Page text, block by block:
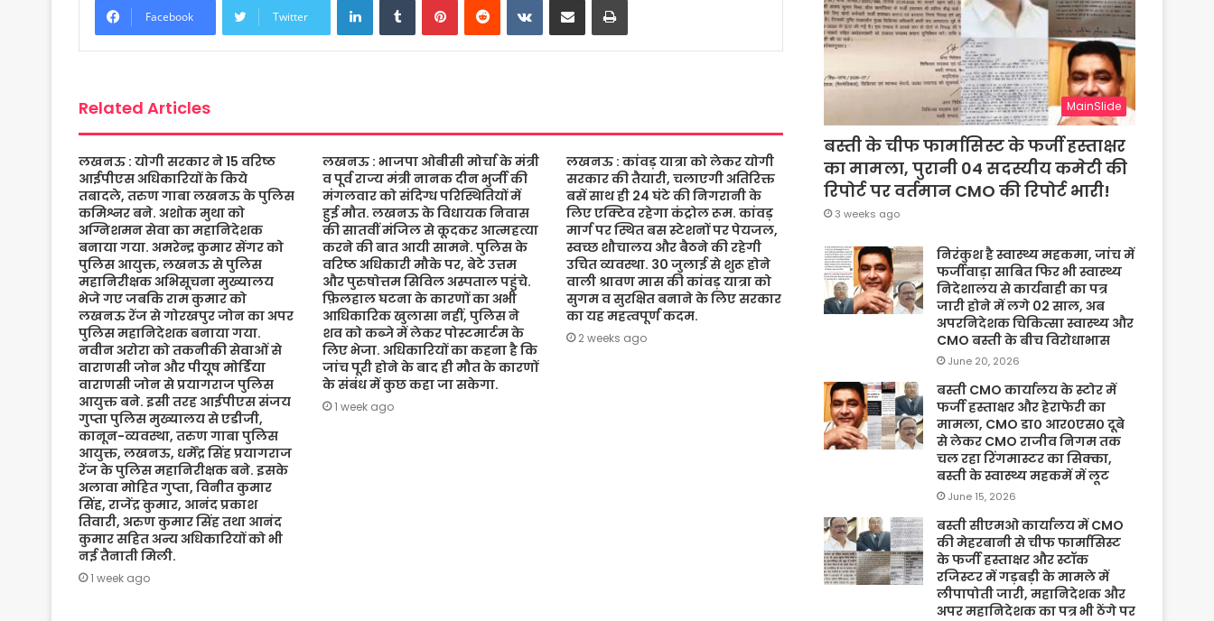
b
o
e
s
A
g
Facebook Twitter
Related Articles
लखनऊ : योगी सरकार ने 15 वरिष्ठ
आईपीएस अधिकारियों के किये
तबादले, तरुण गाबा लखनऊ के पुलिस
कमिश्नर बने. अशोक मुथा को
अग्निशमन सेवा का महानिदेशक
बनाया गया. अमरेन्द्र कुमार सेंगर को
पुलिस आयुक्त, लखनऊ से पुलिस
महानिरीक्षक अभिसूचना मुख्यालय
भेजे गए जबकि राम कुमार को
लखनऊ रेंज से गोरखपुर जोन का अपर
पुलिस महानिदेशक बनाया गया.
नवीन अरोरा को तकनीकी सेवाओं से
वाराणसी जोन और पीयूष मोर्डिया
वाराणसी जोन से प्रयागराज पुलिस
आयुक्त बने. इसी तरह आईपीएस संजय
गुप्ता पुलिस मुख्यालय से एडीजी,
कानून-व्यवस्था, तरुण गाबा पुलिस
आयुक्त, लखनऊ, धर्मेंद्र सिंह प्रयागराज
रेंज के पुलिस महानिरीक्षक बने. इसके
अलावा मोहित गुप्ता, विनीत कुमार
सिंह, राजेंद्र कुमार, आनंद प्रकाश
तिवारी, अरुण कुमार सिंह तथा आनंद
कुमार सहित अन्य अधिकारियों को भी
नई तैनाती मिली.
1 week ago
लखनऊ : भाजपा ओबीसी मोर्चा के मंत्री
व पूर्व राज्य मंत्री नानक दीन भुर्जी की
मंगलवार को संदिग्ध परिस्थितियों में
हुई मौत. लखनऊ के विधायक निवास
की सातवीं मंजिल से कूदकर आत्महत्या
करने की बात आयी सामने. पुलिस के
वरिष्ठ अधिकारी मौके पर, बेटे उत्तम
और पुरुषोत्तम सिविल अस्पताल पहुंचे.
फ़िलहाल घटना के कारणों का अभी
आधिकारिक खुलासा नहीं, पुलिस ने
शव को कब्जे में लेकर पोस्टमार्टम के
लिए भेजा. अधिकारियों का कहना है कि
जांच पूरी होने के बाद ही मौत के कारणों
के संबंध में कुछ कहा जा सकेगा.
1 week ago
लखनऊ : कांवड़ यात्रा को लेकर योगी
सरकार की तैयारी, चलाएगी अतिरिक्त
बसें साथ ही 24 घंटे की निगरानी के
लिए एक्टिव रहेगा कंट्रोल रूम. कांवड़
मार्ग पर स्थित बस स्टेशनों पर पेयजल,
स्वच्छ शौचालय और बैठने की रहेगी
उचित व्यवस्था. 30 जुलाई से शुरू होने
वाली श्रावण मास की कांवड़ यात्रा को
सुगम व सुरक्षित बनाने के लिए सरकार
का यह महत्वपूर्ण कदम.
2 weeks ago
MainSlide
बस्ती के चीफ फार्मासिस्ट के फर्जी हस्ताक्षर
का मामला, पुरानी 04 सदस्यीय कमेटी की
रिपोर्ट पर वर्तमान CMO की रिपोर्ट भारी!
3 weeks ago
निरंकुश है स्वास्थ्य महकमा, जांच में
फर्जीवाड़ा साबित फिर भी स्वास्थ्य
निदेशालय से कार्यवाही का पत्र
जारी होने में लगे 02 साल, अब
अपरनिदेशक चिकित्सा स्वास्थ्य और
CMO बस्ती के बीच विरोधाभास
June 20, 2026
बस्ती CMO कार्यालय के स्टोर में
फर्जी हस्ताक्षर और हेराफेरी का
मामला, CMO डा० आर०एस० दूबे
से लेकर CMO राजीव निगम तक
चल रहा रिंगमास्टर का सिक्का,
बस्ती के स्वास्थ्य महकमें में लूट
June 15, 2026
बस्ती सीएमओ कार्यालय में CMO
की मेहरबानी से चीफ फार्मासिस्ट
के फर्जी हस्ताक्षर और स्टॉक
रजिस्टर में गड़बड़ी के मामले में
लीपापोती जारी, महानिदेशक और
अपर महानिदेशक का पत्र भी ठेंगे पर